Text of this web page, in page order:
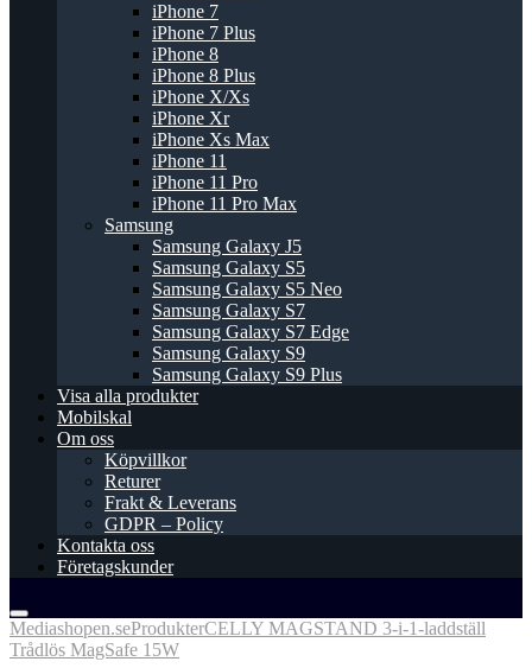
iPhone 7
iPhone 7 Plus
iPhone 8
iPhone 8 Plus
iPhone X/Xs
iPhone Xr
iPhone Xs Max
iPhone 11
iPhone 11 Pro
iPhone 11 Pro Max
Samsung
Samsung Galaxy J5
Samsung Galaxy S5
Samsung Galaxy S5 Neo
Samsung Galaxy S7
Samsung Galaxy S7 Edge
Samsung Galaxy S9
Samsung Galaxy S9 Plus
Visa alla produkter
Mobilskal
Om oss
Köpvillkor
Returer
Frakt & Leverans
GDPR – Policy
Kontakta oss
Företagskunder
Mediashopen.seProdukterCELLY MAGSTAND 3-i-1-laddställ
Trådlös MagSafe 15W